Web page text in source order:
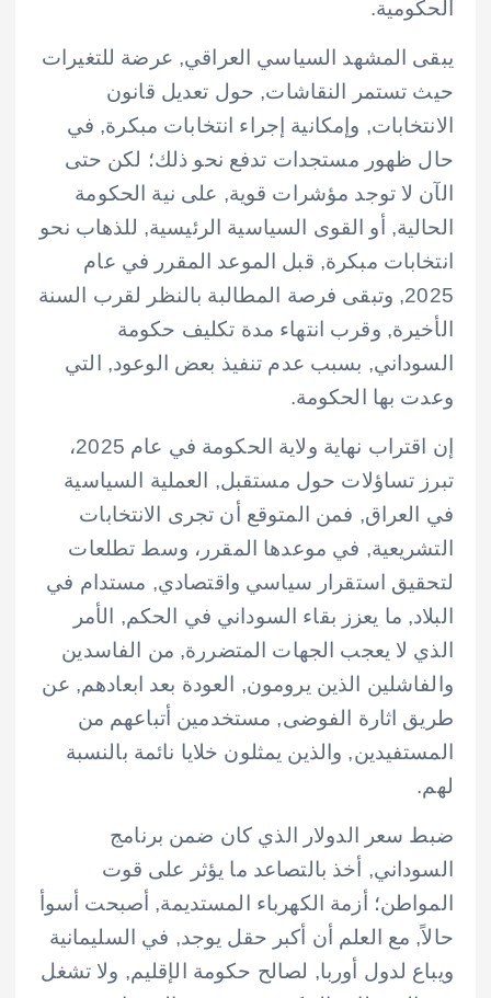
الحكومية.
يبقى المشهد السياسي العراقي, عرضة للتغيرات
حيث تستمر النقاشات, حول تعديل قانون
الانتخابات, وإمكانية إجراء انتخابات مبكرة, في
حال ظهور مستجدات تدفع نحو ذلك؛ لكن حتى
الآن لا توجد مؤشرات قوية, على نية الحكومة
الحالية, أو القوى السياسية الرئيسية, للذهاب نحو
انتخابات مبكرة, قبل الموعد المقرر في عام
2025, وتبقى فرصة المطالبة بالنظر لقرب السنة
الأخيرة, وقرب انتهاء مدة تكليف حكومة
السوداني, بسبب عدم تنفيذ بعض الوعود, التي
وعدت بها الحكومة.
إن اقتراب نهاية ولاية الحكومة في عام 2025،
تبرز تساؤلات حول مستقبل, العملية السياسية
في العراق, فمن المتوقع أن تجرى الانتخابات
التشريعية, في موعدها المقرر، وسط تطلعات
لتحقيق استقرار سياسي واقتصادي, مستدام في
البلاد, ما يعزز بقاء السوداني في الحكم, الأمر
الذي لا يعجب الجهات المتضررة, من الفاسدين
والفاشلين الذين يرومون, العودة بعد ابعادهم, عن
طريق اثارة الفوضى, مستخدمين أتباعهم من
المستفيدين, والذين يمثلون خلايا نائمة بالنسبة
لهم.
ضبط سعر الدولار الذي كان ضمن برنامج
السوداني, أخذ بالتصاعد ما يؤثر على قوت
المواطن؛ أزمة الكهرباء المستديمة, أصبحت أسوأ
حالاً, مع العلم أن أكبر حقل يوجد, في السليمانية
ويباع لدول أوربا, لصالح حكومة الإقليم, ولا تشغل